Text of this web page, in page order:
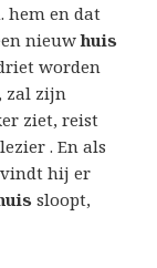
hem en dat
nieuwhuis
worden
zal zijn
ziet, reist
. En als
hij er
sloopt,